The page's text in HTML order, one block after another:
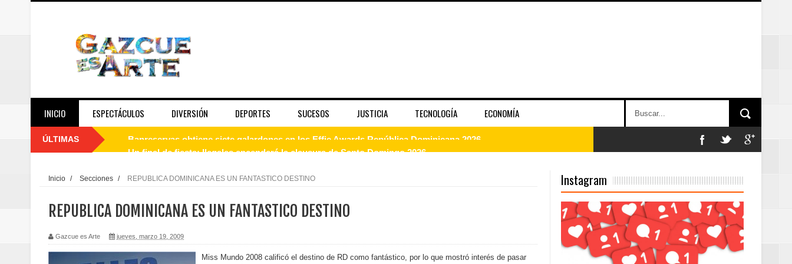
INICIO ESPECTÁCULOS DIVERSIÓN DEPORTES SUCESOS JUSTICIA TECNOLOGÍA ECONOMÍA
ÚLTIMAS Un final de fiesta: Ilegales encenderá la clausura de Santo Domingo 2026
Juan Luis Guerra se acompaña del coro “Más que Vencedores” y nos regala el “Canto a la Patria” en la clausura
de los Centroamericanos y del Caribe
Inicio / Secciones / REPUBLICA DOMINICANA ES UN FANTASTICO DESTINO
REPUBLICA DOMINICANA ES UN FANTASTICO DESTINO
Gazcue es Arte jueves, marzo 19, 2009
Miss Mundo 2008 calificó el destino de RD como fantástico, por lo que mostró interés de pasar
Instagram